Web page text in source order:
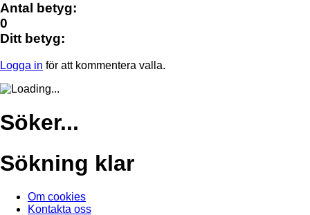
Antal betyg:
0
Ditt betyg:
Logga in för att kommentera valla.
Söker...
Sökning klar
Om cookies
Kontakta oss